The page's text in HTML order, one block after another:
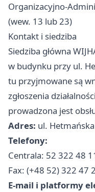
Organizacyjno-
(wew. 13 lub 23)
Kontakt i siedziba
Siedziba główna
w budynku przy ul.
tu przyjmowane są
zgłoszenia
prowadzona jest
Adres: ul.
Telefony:
Centrala: 52 322 48
Fax: (+48 52) 322 47
E-mail i platformy